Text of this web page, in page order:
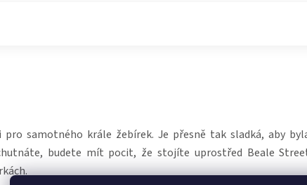
samotného krále žebírek. Je přesně tak sladká, aby
budete mít pocit, že stojíte uprostřed Beale